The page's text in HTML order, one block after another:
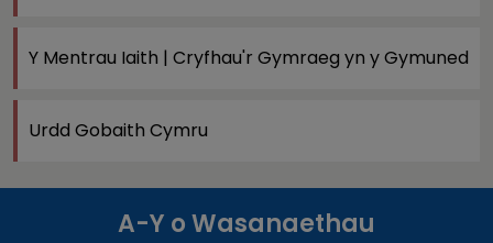
Y Mentrau Iaith | Cryfhau'r Gymraeg yn y Gymuned
Urdd Gobaith Cymru
A-Y o Wasanaethau